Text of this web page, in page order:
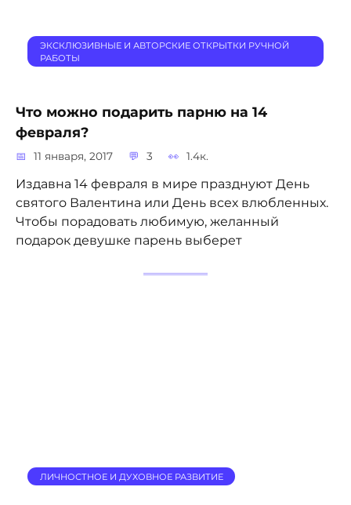
ЭКСКЛЮЗИВНЫЕ И АВТОРСКИЕ ОТКРЫТКИ РУЧНОЙ
РАБОТЫ
Что можно подарить парню на 14
февраля?
11 января, 2017 3 1.4к.
Издавна 14 февраля в мире празднуют День
святого Валентина или День всех влюбленных.
Чтобы порадовать любимую, желанный
подарок девушке парень выберет
ЛИЧНОСТНОЕ И ДУХОВНОЕ РАЗВИТИЕ